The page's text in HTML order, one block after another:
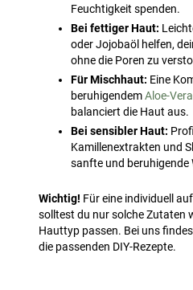
Feuchtigkeit spenden.
Bei fettiger Haut:
oder Jojobaöl helfen,
ohne die Poren zu
Für Mischhaut: Eine
beruhigendemAloe-
balanciert die Haut aus.
Bei sensibler Haut:
Kamillenextrakten und
sanfte und beruhigende
Wichtig! Für eine individuell
solltest du nur solche Zutaten
Hauttyp passen. Bei uns
die passenden DIY-Rezepte.